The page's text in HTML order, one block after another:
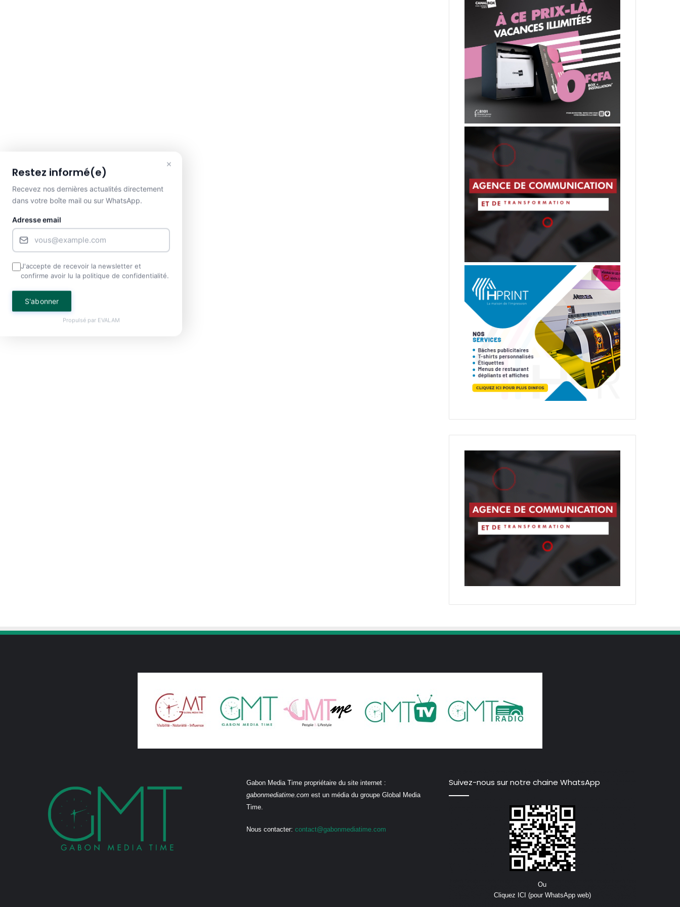
Gabon Media Time propriétaire du site internet :
gabonmediatime.comest un média du groupe Global Media
Time.
Nous contacter: contact@gabonmediatime.com
Suivez-nous sur notre chaine WhatsApp
Ou
Cliquez ICI (pour WhatsApp web)
×
Restez informé(e)
Recevez nos dernières actualités directement
dans votre boîte mail ou sur WhatsApp.
Adresse email
J'accepte de recevoir la newsletter et
confirme avoir lu la politique de confidentialité.
S'abonner
Propulsé par EVALAM